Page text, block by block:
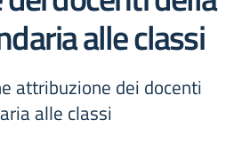
alle classi
attribuzione dei docenti
alle classi